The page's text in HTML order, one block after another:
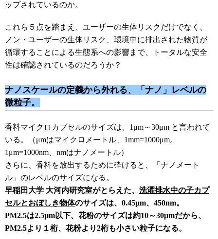
ップされているのか。
これら５点を踏まえ、ユーザーの生体リスクだけでなく、
ノン・ユーザーの生体リスク、環境中に排出された物質が
循環することによる生態系への影響まで、トータルな安全
性は確認されているのだろうか？
ナノスケールの定義から外れる、「ナノ」レベルの
微粒子。
香料マイクロカプセルのサイズは、1μm～30μm と言われて
いる。（μmはマイクロメートル、1mm=1000μm。
1μm=1000nm、nmはナノメートル）
さらに、香料を放出するために砕けると、「ナノメート
ル」のレベルのサイズになる。
早稲田大学 大河内研究室がとらえた、 洗濯排水中の子カプ
セルとおぼしき物体のサイズは、0.45μm、450nm。
PM2.5は2.5µm以下、花粉のサイズは約10～30μmだから、
PM2.5より１桁、花粉より2桁も小さい粒子になる。